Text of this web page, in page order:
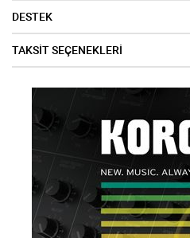
DESTEK
TAKSİT SEÇENEKLERİ